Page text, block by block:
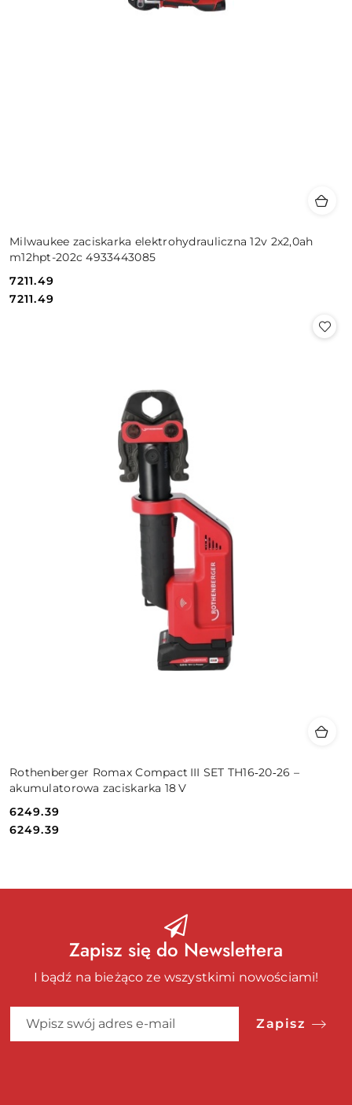
Milwaukee zaciskarka elektrohydrauliczna 12v 2x2,0ah
m12hpt-202c 4933443085
Cena:
7211.49
Cena:
7211.49
Rothenberger Romax Compact III SET TH16‑20‑26 –
akumulatorowa zaciskarka 18 V
Cena:
6249.39
Cena:
6249.39
Zapisz się do Newslettera
I bądź na bieżąco ze wszystkimi nowościami!
Zapisz